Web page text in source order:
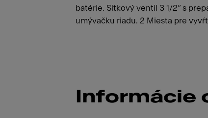
batérie. Sitkový ventil 3 1/2“ s
umývačku riadu. 2 Miesta pre
Informácie